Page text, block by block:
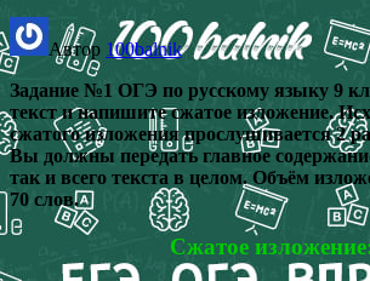
Автор 100balnik
Задание №1 ОГЭ по русскому языку 9
текст и напишите сжатое изложение.
сжатого изложения прослушивается 2
Вы должны передать главное
так и всего текста в целом. Объём
70 слов.
Сжатое